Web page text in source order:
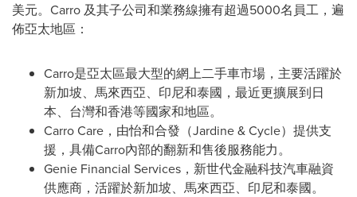
美元。Carro 及其子公司和業務線擁有超過5000名員工，遍
佈亞太地區：
Carro是亞太區最大型的網上二手車市場，主要活躍於
新加坡、馬來西亞、印尼和泰國，最近更擴展到日
本、台灣和香港等國家和地區。
Carro Care，由怡和合發（Jardine & Cycle）提供支
援，具備Carro內部的翻新和售後服務能力。
Genie Financial Services，新世代金融科技汽車融資
供應商，活躍於新加坡、馬來西亞、印尼和泰國。